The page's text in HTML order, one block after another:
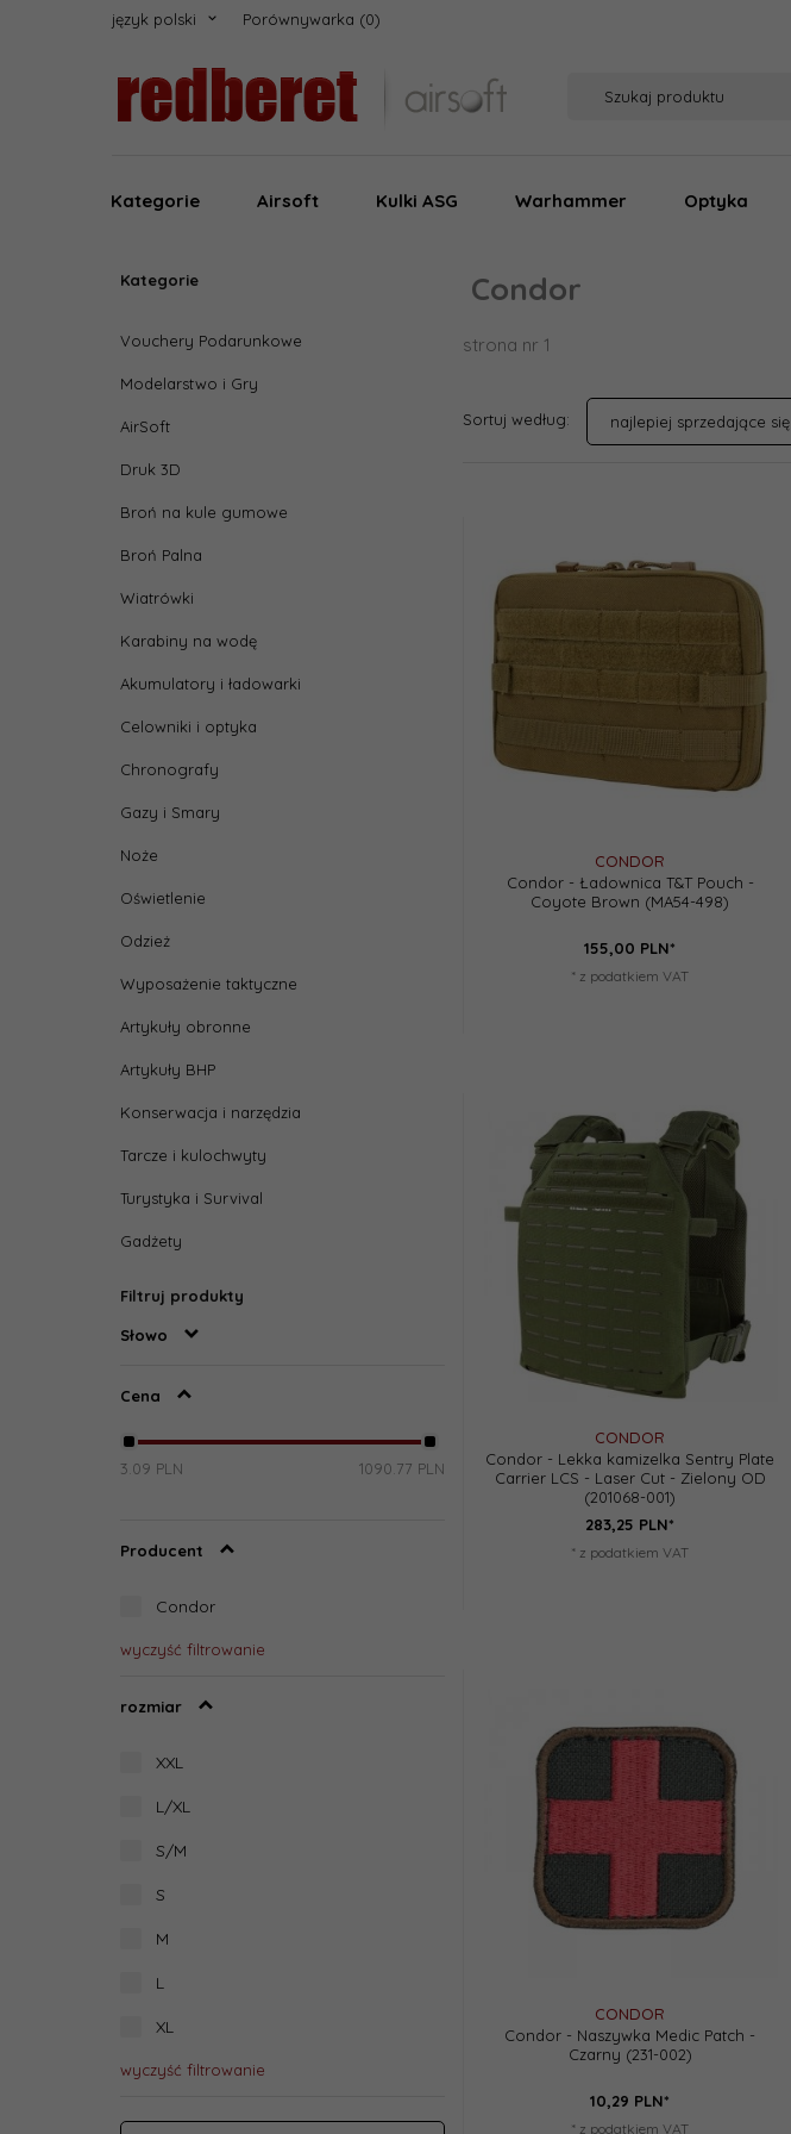
język polski Porównywarka
Kategorie Airsoft Kulki ASG Warhammer Optyka
Kategorie
Vouchery Podarunkowe
Modelarstwo i Gry
AirSoft
Druk 3D
Broń na kule gumowe
Broń Palna
Wiatrówki
Karabiny na wodę
Akumulatory i ładowarki
Celowniki i optyka
Chronografy
Gazy i Smary
Noże
Oświetlenie
Odzież
Wyposażenie taktyczne
Artykuły obronne
Artykuły BHP
Konserwacja i narzędzia
Tarcze i kulochwyty
Turystyka i Survival
Gadżety
Filtruj produkty
Słowo
Cena
3.09 PLN 1090.77 PLN
Producent
Condor
wyczyść filtrowanie
rozmiar
XXL
L/XL
S/M
S
M
L
XL
wyczyść filtrowanie
Condor
strona nr 1
Sortuj według:
sort
najlepiej sprzedające się
CONDOR
Condor - Ładownica T&T Pouch -
Coyote Brown (MA54-498)
155,00 PLN*
* z podatkiem VAT
CONDOR
Condor - Lekka kamizelka Sentry Plate
Carrier LCS - Laser Cut - Zielony OD
(201068-001)
283,25 PLN*
* z podatkiem VAT
CONDOR
Condor - Naszywka Medic Patch -
Czarny (231-002)
10,29 PLN*
* z podatkiem VAT